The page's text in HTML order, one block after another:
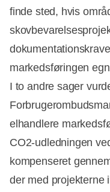
finde sted, hvis
markedsføringen
I to andre sager
elhandlere
CO2-udledningen
kompenseret
der med projekterne